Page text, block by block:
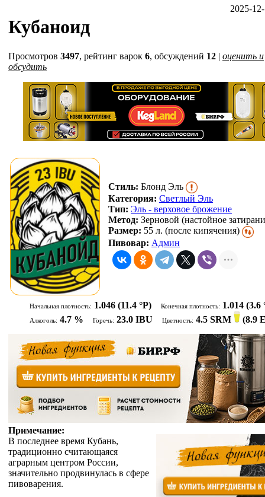
2025-
Кубаноид
Просмотров 3497, рейтинг варок 6, обсуждений 12 | оценить и
обсудить
Стиль: Блонд Эль
Категория: Светлый Эль
Тип: Эль - верховое брожение
Метод: Зерновой (настойное
Размер: 55 л. (после кипячения)
Пивовар: Админ
Начальная плотность: 1.046 (11.4 °P) Конечная плотность: 1.014 (3.6
Алкоголь: 4.7 % Горечь: 23.0 IBU Цветность: 4.5 SRM (8.9
Примечание:
В последнее время Кубань,
традиционно считающаяся
аграрным центром России,
значительно продвинулась в сфере
пивоварения.